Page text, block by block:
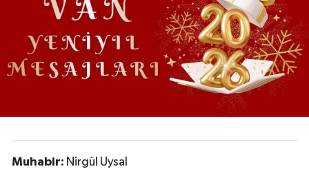
Muhabir: Nirgül Uysal
Sağlık
Dünya
RESMİ İLANLAR